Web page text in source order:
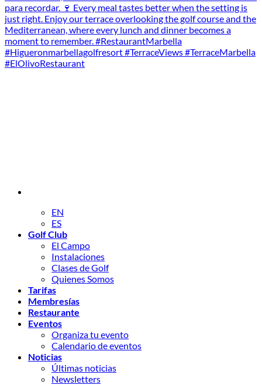
EN
ES
Golf Club
El Campo
Instalaciones
Clases de Golf
Quienes Somos
Tarifas
Membresías
Restaurante
Eventos
Organiza tu evento
Calendario de eventos
Noticias
Últimas noticias
Newsletters